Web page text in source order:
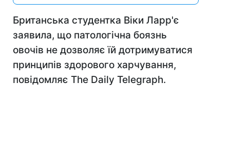
Британська студентка Віки Ларр'є
заявила, що патологічна боязнь
овочів не дозволяє їй дотримуватися
принципів здорового харчування,
повідомляє The Daily Telegraph.